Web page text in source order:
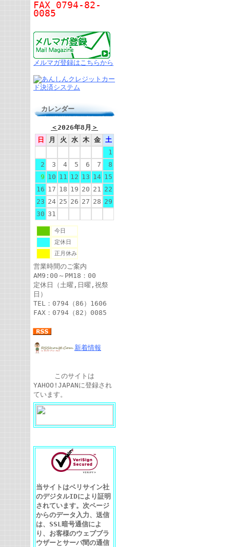
FAX 0794-82-
0085
メルマガ登録はこちらから
カレンダー
＜2026年8月 ＞
日
月 火 水 木 金
土
1
2
3 4 5 6 7
8
9 10 11 12 13 14 15
16 17 18 19 20 21 22
23 24 25 26 27 28 29
30 31
今日
定休日
正月休み
営業時間のご案内
AM9:00～PM18：00
定休日（土曜,日曜,祝祭
日）
TEL：0794（86）1606
FAX：0794（82）0085
新着情報
このサイトは
YAHOO!JAPANに登録され
ています。
当サイトはベリサイン社
のデジタルIDにより証明
されています。次ページ
からのデータ入力、送信
は、SSL暗号通信によ
り、お客様のウェブブラ
ウザーとサーバ間の通信